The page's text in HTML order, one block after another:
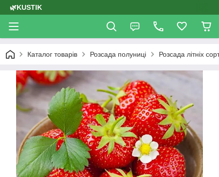
🌿KUSTIK
Каталог товарів Розсада полуниці Розсада літніх